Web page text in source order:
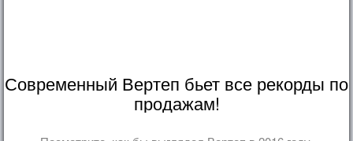
Современный Вертеп бьет все рекорды по
продажам!